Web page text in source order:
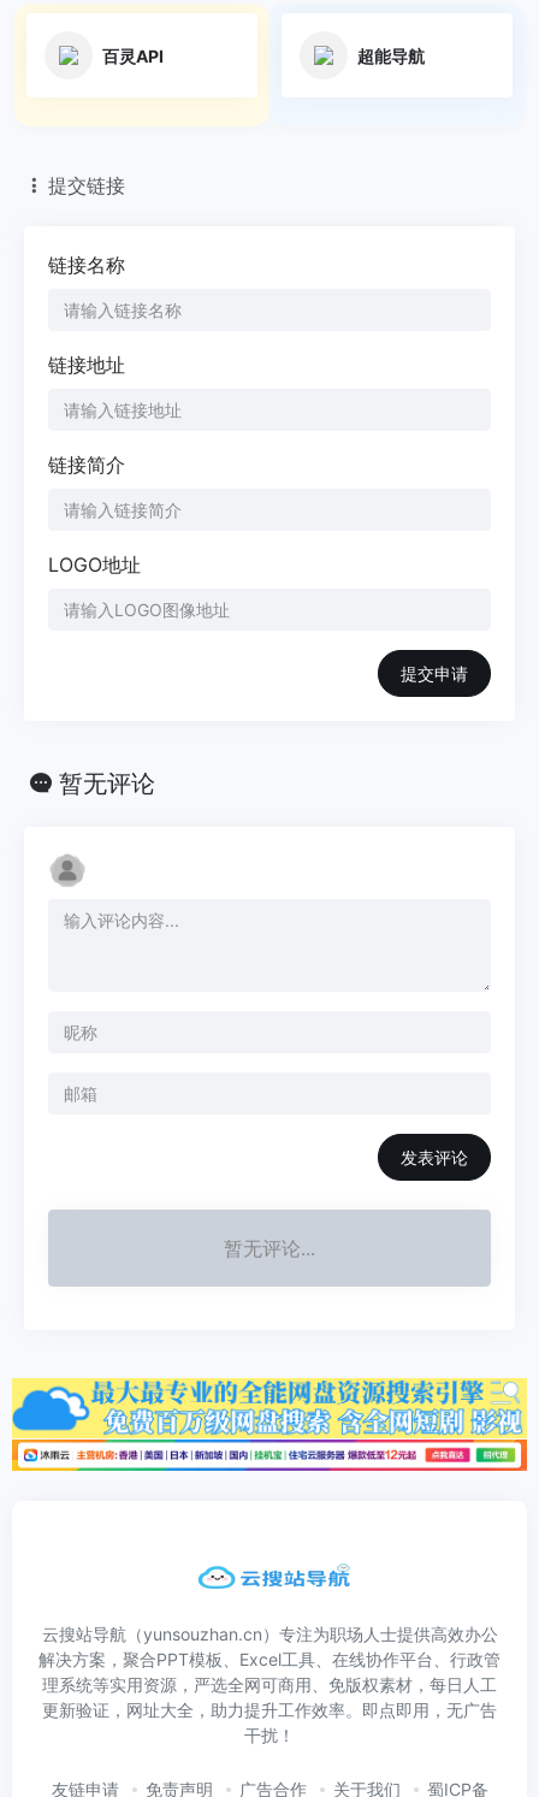
百灵API 超能导航
提交链接
链接名称
链接地址
链接简介
LOGO地址
提交申请
暂无评论
发表评论
暂无评论...
云搜站导航（yunsouzhan.cn）专注为职场人士提供高效办公
解决方案，聚合PPT模板、Excel工具、在线协作平台、行政管
理系统等实用资源，严选全网可商用、免版权素材，每日人工
更新验证，网址大全，助力提升工作效率。即点即用，无广告
干扰！
友链申请 免责声明 广告合作 关于我们 蜀ICP备